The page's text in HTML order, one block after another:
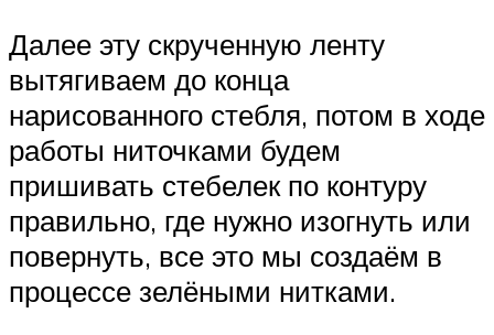
Далее эту скрученную ленту
вытягиваем до конца
нарисованного стебля, потом в ходе
работы ниточками будем
пришивать стебелек по контуру
правильно, где нужно изогнуть или
повернуть, все это мы создаём в
процессе зелёными нитками.